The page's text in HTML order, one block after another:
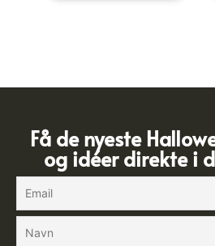
Få de nyeste
og idéer direkte i